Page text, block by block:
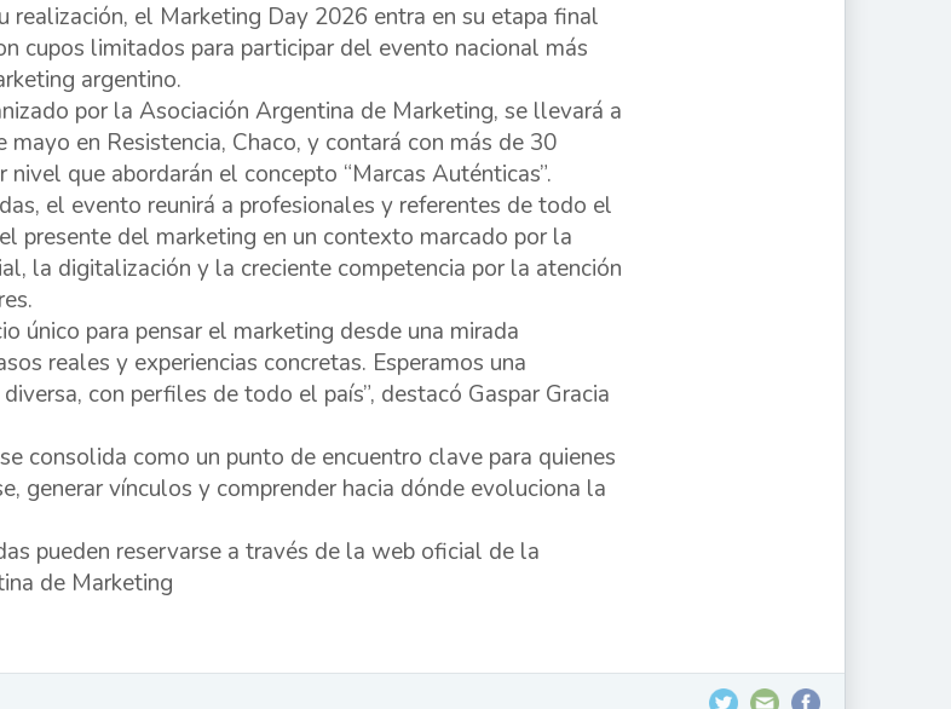
realización, el Marketing Day 2026 entra en su etapa final
cupos limitados para participar del evento nacional más
argentino.
por la Asociación Argentina de Marketing, se llevará a
mayo en Resistencia, Chaco, y contará con más de 30
nivel que abordarán el concepto “Marcas Auténticas”.
el evento reunirá a profesionales y referentes de todo el
presente del marketing en un contexto marcado por la
la digitalización y la creciente competencia por la atención
único para pensar el marketing desde una mirada
reales y experiencias concretas. Esperamos una
con perfiles de todo el país”, destacó Gaspar Gracia
consolida como un punto de encuentro clave para quienes
generar vínculos y comprender hacia dónde evoluciona la
pueden reservarse a través de la web oficial de la
de Marketing